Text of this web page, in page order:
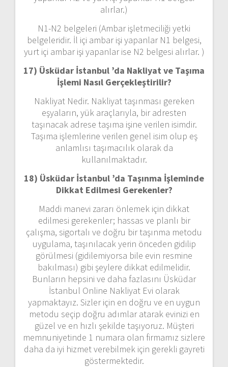
alırlar.)
N1-N2 belgeleri (Ambar işletmeciliği yetki
belgeleridir. İl içi ambar işi yapanlar N1 belgesi,
yurt içi ambar işi yapanlar ise N2 belgesi alırlar. )
17) Üsküdar İstanbul ’da Nakliyat ve Taşıma
İşlemi Nasıl Gerçekleştirilir?
Nakliyat Nedir. Nakliyat taşınması gereken
eşyaların, yük araçlarıyla, bir adresten
taşınacak adrese taşıma işine verilen isimdir.
Taşıma işlemlerine verilen genel isim olup eş
anlamlısı taşımacılık olarak da
kullanılmaktadır.
18) Üsküdar İstanbul ’da Taşınma İşleminde
Dikkat Edilmesi Gerekenler?
Maddi manevi zararı önlemek için dikkat
edilmesi gerekenler; hassas ve planlı bir
çalışma, sigortalı ve doğru bir taşınma metodu
uygulama, taşınılacak yerin önceden gidilip
görülmesi (gidilemiyorsa bile evin resmine
bakılması) gibi şeylere dikkat edilmelidir.
Bunların hepsini ve daha fazlasını Üsküdar
İstanbul Online Nakliyat Evi olarak
yapmaktayız. Sizler için en doğru ve en uygun
metodu seçip doğru adımlar atarak evinizi en
güzel ve en hızlı şekilde taşıyoruz. Müşteri
memnuniyetinde 1 numara olan firmamız sizlere
daha da iyi hizmet verebilmek için gerekli gayreti
göstermektedir.